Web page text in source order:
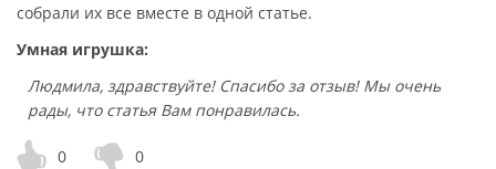
собрали их все вместе в одной статье.
Умная игрушка:
Людмила, здравствуйте! Спасибо за отзыв! Мы очень
рады, что статья Вам понравилась.
0 0